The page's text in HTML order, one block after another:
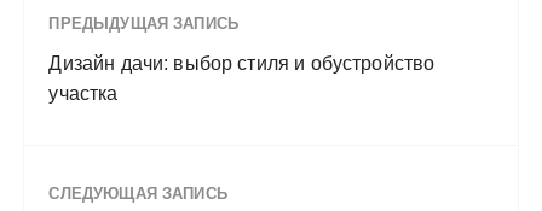
ПРЕДЫДУЩАЯ ЗАПИСЬ
Дизайн дачи: выбор стиля и обустройство
участка
СЛЕДУЮЩАЯ ЗАПИСЬ